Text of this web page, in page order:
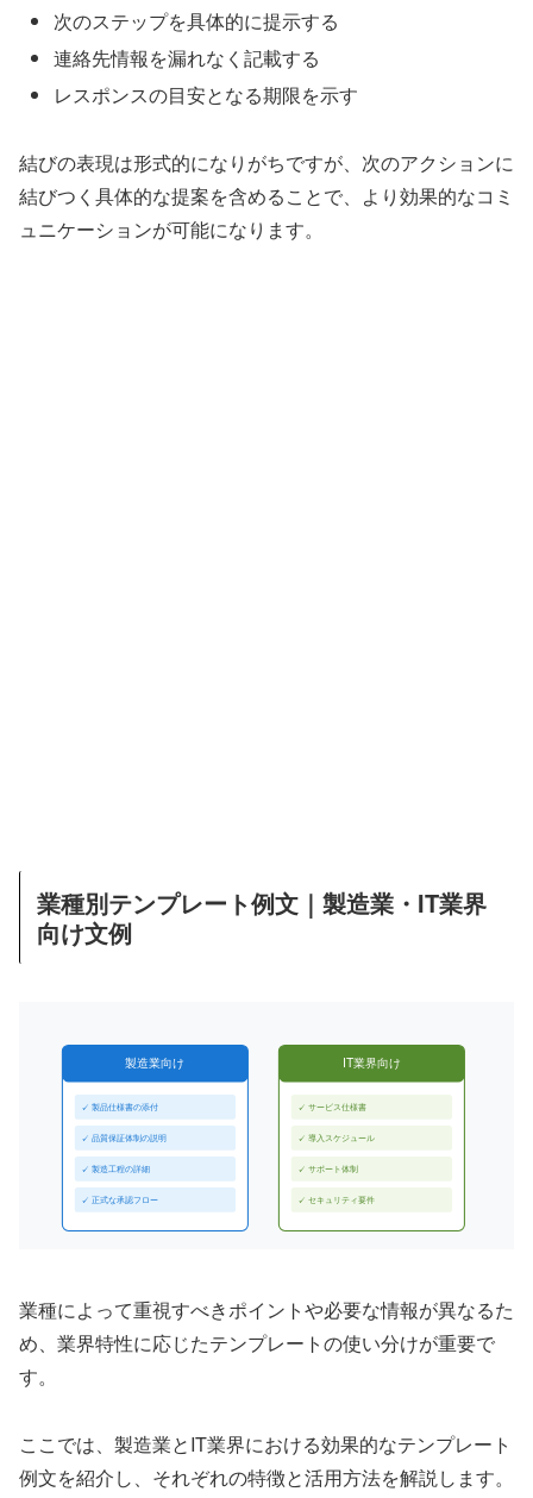
次のステップを具体的に提示する
連絡先情報を漏れなく記載する
レスポンスの目安となる期限を示す
結びの表現は形式的になりがちですが、次のアクションに
結びつく具体的な提案を含めることで、より効果的なコミ
ュニケーションが可能になります。
業種別テンプレート例文｜製造業・IT業界
向け文例
製造業向け
✓ 製品仕様書の添付
✓ 品質保証体制の説明
✓ 製造工程の詳細
✓ 正式な承認フロー
IT業界向け
✓ サービス仕様書
✓ 導入スケジュール
✓ サポート体制
✓ セキュリティ要件
業種によって重視すべきポイントや必要な情報が異なるた
め、業界特性に応じたテンプレートの使い分けが重要で
す。
ここでは、製造業とIT業界における効果的なテンプレート
例文を紹介し、それぞれの特徴と活用方法を解説します。